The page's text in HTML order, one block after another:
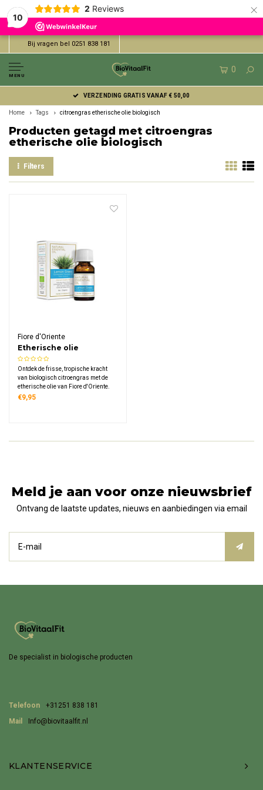
10
2 Reviews ×
Bij vragen bel 0251 838 181
MENU
0
VERZENDING GRATIS VANAF € 50,00
Home Tags citroengras etherische olie biologisch
Producten getagd met citroengras
etherische olie biologisch
Filters
Fiore d'Oriente
Etherische olie
Citroengras Biologisch
Ontdek de frisse, tropische kracht
van biologisch citroengras met de
etherische olie van Fiore d'Oriente.
100% puur, gecertificeerd biologisch
€9,95
Meld je aan voor onze nieuwsbrief
Ontvang de laatste updates, nieuws en aanbiedingen via email
De specialist in biologische producten
Telefoon
+31251 838 181
Mail
Info@biovitaalfit.nl
KLANTENSERVICE